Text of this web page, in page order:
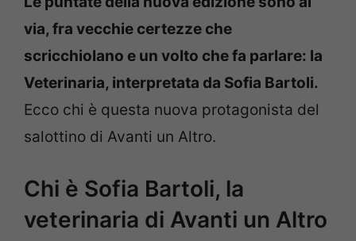
via, fra vecchie certezze che
scricchiolano e un volto che fa parlare: la
Veterinaria, interpretata da Sofia Bartoli.
Ecco chi è questa nuova protagonista del
salottino di Avanti un Altro.
Chi è Sofia Bartoli, la
veterinaria di Avanti un Altro